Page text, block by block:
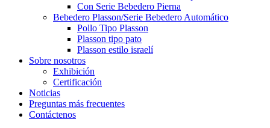
Con Serie Bebedero Pierna
Bebedero Plasson/Serie Bebedero Automático
Pollo Tipo Plasson
Plasson tipo pato
Plasson estilo israelí
Sobre nosotros
Exhibición
Certificación
Noticias
Preguntas más frecuentes
Contáctenos